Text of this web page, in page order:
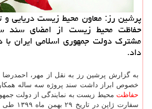
پرشین رز: معاون محیط زیست دریایی و
حفاظت محیط زیست از امضای سند
مشترک دولت جمهوری اسلامی ایران با
داد.
به گزارش پرشین رز به نقل از مهر، احمدرضا
خصوص ابراز داشت سند پروژه سه ساله
حفاظت محیط زیست به نمایندگی از دولت
سفارت